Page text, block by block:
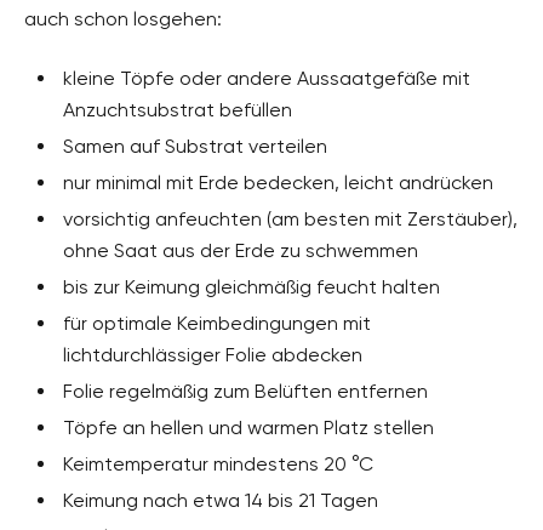
auch schon losgehen:
kleine Töpfe oder andere Aussaatgefäße mit
Anzuchtsubstrat befüllen
Samen auf Substrat verteilen
nur minimal mit Erde bedecken, leicht andrücken
vorsichtig anfeuchten (am besten mit Zerstäuber),
ohne Saat aus der Erde zu schwemmen
bis zur Keimung gleichmäßig feucht halten
für optimale Keimbedingungen mit
lichtdurchlässiger Folie abdecken
Folie regelmäßig zum Belüften entfernen
Töpfe an hellen und warmen Platz stellen
Keimtemperatur mindestens 20 °C
Keimung nach etwa 14 bis 21 Tagen